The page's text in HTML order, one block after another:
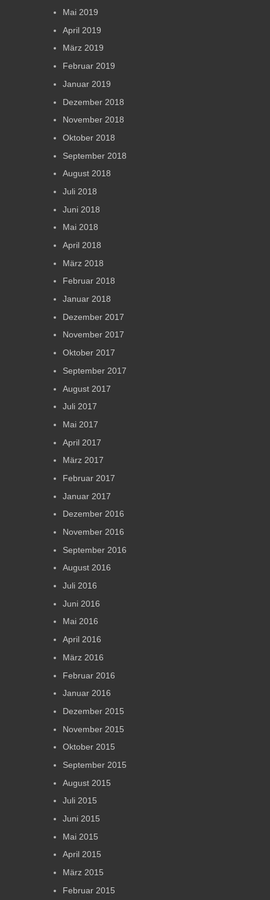
Mai 2019
April 2019
März 2019
Februar 2019
Januar 2019
Dezember 2018
November 2018
Oktober 2018
September 2018
August 2018
Juli 2018
Juni 2018
Mai 2018
April 2018
März 2018
Februar 2018
Januar 2018
Dezember 2017
November 2017
Oktober 2017
September 2017
August 2017
Juli 2017
Mai 2017
April 2017
März 2017
Februar 2017
Januar 2017
Dezember 2016
November 2016
September 2016
August 2016
Juli 2016
Juni 2016
Mai 2016
April 2016
März 2016
Februar 2016
Januar 2016
Dezember 2015
November 2015
Oktober 2015
September 2015
August 2015
Juli 2015
Juni 2015
Mai 2015
April 2015
März 2015
Februar 2015